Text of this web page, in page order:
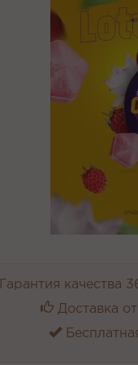
Гарантия качества
Доставка